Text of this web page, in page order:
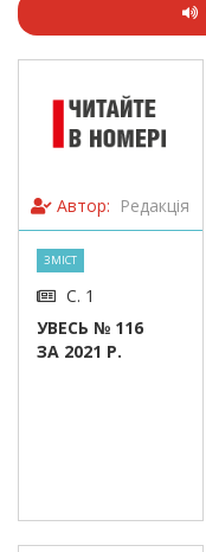
Автор: Редакція
ЗМІСТ
С. 1
УВЕСЬ № 116
ЗА 2021 Р.